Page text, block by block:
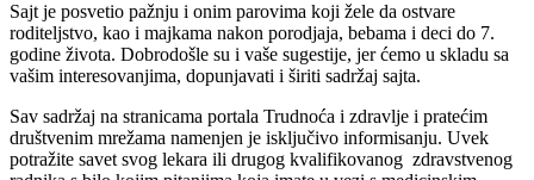
Sajt je posvetio pažnju i onim parovima koji žele da ostvare
roditeljstvo, kao i majkama nakon porodjaja, bebama i deci do 7.
godine života. Dobrodošle su i vaše sugestije, jer ćemo u skladu sa
vašim interesovanjima, dopunjavati i širiti sadržaj sajta.
Sav sadržaj na stranicama portala Trudnoća i zdravlje i pratećim
društvenim mrežama namenjen je isključivo informisanju. Uvek
potražite savet svog lekara ili drugog kvalifikovanog zdravstvenog